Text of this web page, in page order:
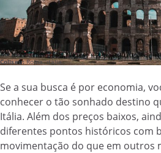
Coliseu:Roma, itália
Se a sua busca é por economia,
conhecer o tão sonhado destino
Itália. Além dos preços baixos,
diferentes pontos históricos com
movimentação do que em outros